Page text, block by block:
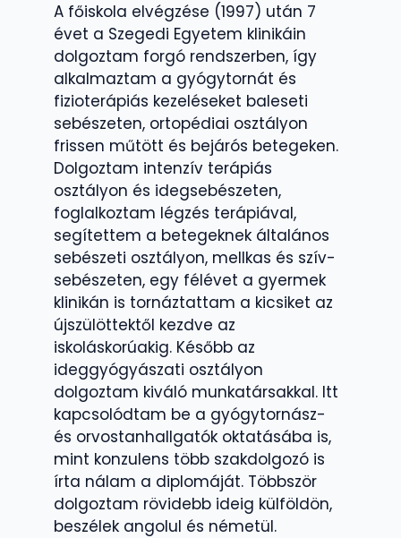
A főiskola elvégzése (1997) után 7
évet a Szegedi Egyetem klinikáin
dolgoztam forgó rendszerben, így
alkalmaztam a gyógytornát és
fizioterápiás kezeléseket baleseti
sebészeten, ortopédiai osztályon
frissen műtött és bejárós betegeken.
Dolgoztam intenzív terápiás
osztályon és idegsebészeten,
foglalkoztam légzés terápiával,
segítettem a betegeknek általános
sebészeti osztályon, mellkas és szív-
sebészeten, egy félévet a gyermek
klinikán is tornáztattam a kicsiket az
újszülöttektől kezdve az
iskoláskorúakig. Később az
ideggyógyászati osztályon
dolgoztam kiváló munkatársakkal. Itt
kapcsolódtam be a gyógytornász-
és orvostanhallgatók oktatásába is,
mint konzulens több szakdolgozó is
írta nálam a diplomáját. Többször
dolgoztam rövidebb ideig külföldön,
beszélek angolul és németül.